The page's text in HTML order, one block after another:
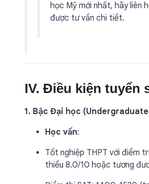
học Mỹ mới nhất, hãy liên
được tư vấn chi tiết.
IV. Điều kiện tuyển
1. Bậc Đại học
Học vấn:
Tốt nghiệp THPT với điểm
thiểu 8.0/10 hoặc tương